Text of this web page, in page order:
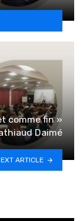
comme fin »
Daimé
ARTICLE